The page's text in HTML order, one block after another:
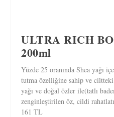
ULTRA RICH
200ml
Yüzde 25 oranında Shea yağı
tutma özelliğine sahip ve ciltteki
yağı ve doğal özler ile(tatlı
zenginleştirilen öz, cildi
161 TL